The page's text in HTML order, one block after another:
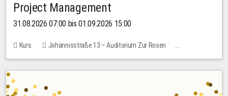
Project Management
31.08.2026 07:00 bis 01.09.2026 15:00
Kurs
Johannisstraße 13 – Auditorium Zur Rosen
Keine freien Plätze
30,00 EUR